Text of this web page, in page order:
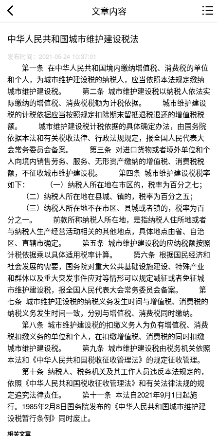
文章内容
中华人民共和国城市维护建设税法
发布时间：2021-05-24 10:37:01
第一条 在中华人民共和国境内缴纳增值税、消费税的单位
和个人，为城市维护建设税的纳税人，应当依照本法规定缴纳
城市维护建设税。 第二条 城市维护建设税以纳税人依法实
际缴纳的增值税、消费税税额为计税依据。 城市维护建设
税的计税依据应当按照规定扣除期末留抵退税退还的增值税税
额。 城市维护建设税计税依据的具体确定办法，由国务院
依据本法和有关税收法律、行政法规规定，报全国人民代表大
会常务委员会备案。 第三条 对进口货物或者境外单位和个
人向境内销售劳务、服务、无形资产缴纳的增值税、消费税税
额，不征收城市维护建设税。 第四条 城市维护建设税税率
如下： （一）纳税人所在地在市区的，税率为百分之七；
（二）纳税人所在地在县城、镇的，税率为百分之五；
（三）纳税人所在地不在市区、县城或者镇的，税率为百
分之一。 前款所称纳税人所在地，是指纳税人住所地或者
与纳税人生产经营活动相关的其他地点，具体地点由省、自治
区、直辖市确定。 第五条 城市维护建设税的应纳税额按照
计税依据乘以具体适用税率计算。 第六条 根据国民经济和
社会发展的需要，国务院对重大公共基础设施建设、特殊产业
和群体以及重大突发事件应对等情形可以规定减征或者免征城
市维护建设税，报全国人民代表大会常务委员会备案。 第
七条 城市维护建设税的纳税义务发生时间与增值税、消费税的
纳税义务发生时间一致，分别与增值税、消费税同时缴纳。
第八条 城市维护建设税的扣缴义务人为负有增值税、消费
税扣缴义务的单位和个人，在扣缴增值税、消费税的同时扣缴
城市维护建设税。 第九条 城市维护建设税由税务机关依照
本法和《中华人民共和国税收征收管理法》的规定征收管理。
第十条 纳税人、税务机关及其工作人员违反本法规定的，
依照《中华人民共和国税收征收管理法》和有关法律法规的规
定追究法律责任。 第十一条 本法自2021年9月1日起施
行。1985年2月8日国务院发布的《中华人民共和国城市维护建
设税暂行条例》同时废止。
相关文章